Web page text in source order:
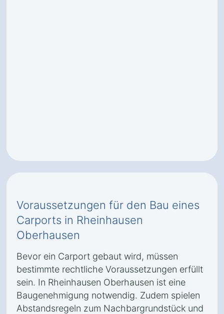
Voraussetzungen für den Bau eines
Carports in Rheinhausen
Oberhausen
Bevor ein Carport gebaut wird, müssen
bestimmte rechtliche Voraussetzungen erfüllt
sein. In Rheinhausen Oberhausen ist eine
Baugenehmigung notwendig. Zudem spielen
Abstandsregeln zum Nachbargrundstück und